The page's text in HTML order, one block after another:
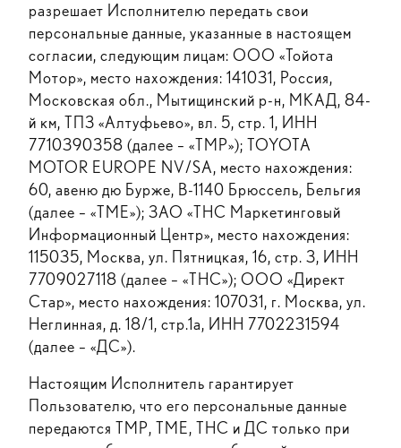
разрешает Исполнителю передать свои
персональные данные, указанные в настоящем
согласии, следующим лицам: ООО «Тойота
Мотор», место нахождения: 141031, Россия,
Московская обл., Мытищинский р-н, МКАД, 84-
й км, ТПЗ «Алтуфьево», вл. 5, стр. 1, ИНН
7710390358 (далее – «ТМР»); TOYOTA
MOTOR EUROPE NV/SA, место нахождения:
60, авеню дю Бурже, B-1140 Брюссель, Бельгия
(далее – «ТМЕ»); ЗАО «ТНС Маркетинговый
Информационный Центр», место нахождения:
115035, Москва, ул. Пятницкая, 16, стр. 3, ИНН
7709027118 (далее – «ТНС»); ООО «Директ
Стар», место нахождения: 107031, г. Москва, ул.
Неглинная, д. 18/1, стр.1а, ИНН 7702231594
(далее – «ДС»).
Настоящим Исполнитель гарантирует
Пользователю, что его персональные данные
передаются ТМР, ТМЕ, ТНС и ДС только при